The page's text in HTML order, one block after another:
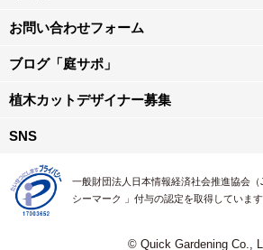
お問い合わせフォーム
ブログ「庭サポ」
植木カットデザイナー募集
SNS
一般財団法人日本情報経済社会推進協会
シーマーク 」付与の認定を取得しています
© Quick Gardening Co.,